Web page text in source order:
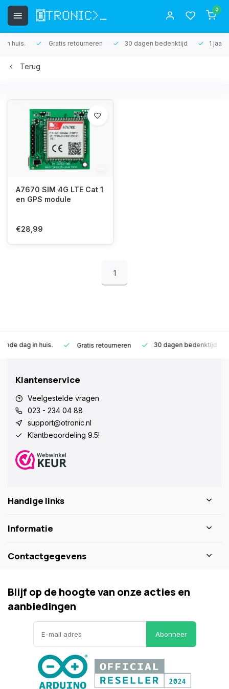
0
Gratis retourneren 30 dagen bedenktijd 1 jaar garantie
Terug
A7670 SIM 4G LTE Cat 1
en GPS module
€28,99
1
Gratis retourneren 30 dagen bedenktijd 1 jaar garantie
Klantenservice
Veelgestelde vragen
023 - 234 04 88
support@otronic.nl
Klantbeoordeling 9.5!
Handige links
Informatie
Contactgegevens
Blijf op de hoogte van onze acties en
aanbiedingen
Abonneer